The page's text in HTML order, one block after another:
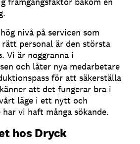
.
nivå på servicen som
personal är den största
. Vi är noggranna i
och låter nya medarbetare
för att säkerställa
att det fungerar bra i
läge i ett nytt och
har vi haft många sökande.
hos Dryck